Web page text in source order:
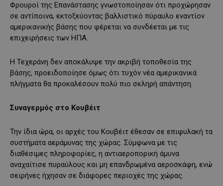
Φρουροί της Επανάστασης γνωστοποίησαν ότι προχώρησαν
σε αντίποινα, εκτοξεύοντας βαλλιστικό πύραυλο εναντίον
αμερικανικής βάσης που φέρεται να συνδέεται με τις
επιχειρήσεις των ΗΠΑ.
Η Τεχεράνη δεν αποκάλυψε την ακριβή τοποθεσία της
βάσης, προειδοποίησε όμως ότι τυχόν νέα αμερικανικά
πλήγματα θα προκαλέσουν πολύ πιο σκληρή απάντηση.
Συναγερμός στο Κουβέιτ
Την ίδια ώρα, οι αρχές του Κουβέιτ έθεσαν σε επιφυλακή τα
συστήματα αεράμυνας της χώρας. Σύμφωνα με τις
διαθέσιμες πληροφορίες, η αντιαεροπορική άμυνα
αναχαίτισε πυραύλους και μη επανδρωμένα αεροσκάφη, ενώ
σειρήνες ήχησαν σε διάφορες περιοχές της χώρας.